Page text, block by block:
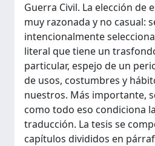
Guerra Civil. La elección de
muy razonada y no casual:
intencionalmente
literal que tiene un
particular, espejo de un
de usos, costumbres y
nuestros. Más importante,
como todo eso condiciona
traducción. La tesis se
capítulos divididos en